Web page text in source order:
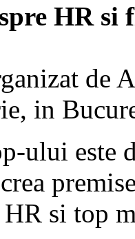
HR
de
in
ului este
si top